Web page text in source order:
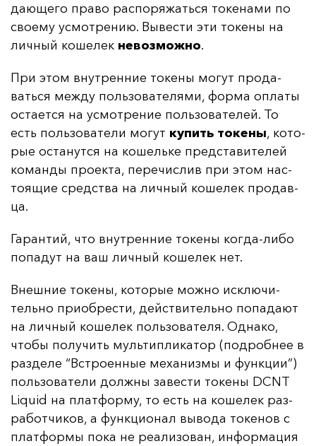
да­юще­го пра­во рас­по­ря­жать­ся то­ке­на­ми по
сво­ему ус­мот­ре­нию. Вы­вес­ти эти то­ке­ны на
лич­ный ко­ше­лек не­воз­мож­но.
При этом внут­рен­ние то­ке­ны мо­гут про­да­
вать­ся меж­ду поль­зо­ва­те­ля­ми, фор­ма оп­ла­ты
ос­та­ет­ся на ус­мот­ре­ние поль­зо­ва­те­лей. То
есть поль­зо­ва­те­ли мо­гут ку­пить то­ке­ны, ко­то­
рые ос­та­нут­ся на ко­шель­ке пред­ста­ви­те­лей
ко­ман­ды про­ек­та, пе­ре­чис­лив при этом нас­
то­ящие средс­тва на лич­ный ко­ше­лек про­дав­
ца.
Га­ран­тий, что внут­рен­ние то­ке­ны ког­да-ли­бо
по­па­дут на ваш лич­ный ко­ше­лек нет.
Внеш­ние то­ке­ны, ко­то­рые мож­но ис­клю­чи­
тель­но при­об­рес­ти, дей­стви­тель­но по­па­да­ют
на лич­ный ко­ше­лек поль­зо­ва­те­ля. Од­на­ко,
что­бы по­лу­чить муль­тип­ли­ка­тор (под­роб­нее в
раз­де­ле “Встро­ен­ные ме­ха­низ­мы и фун­кции”)
поль­зо­ва­те­ли дол­жны за­вес­ти то­ке­ны DCNT
Liquid на плат­фор­му, то есть на ко­ше­лек раз­
ра­бот­чи­ков, а фун­кци­онал вы­во­да то­ке­нов с
плат­фор­мы по­ка не ре­али­зо­ван, ин­фор­ма­ция